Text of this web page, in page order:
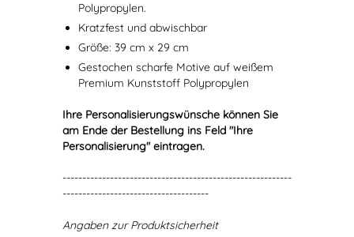
Polypropylen.
Kratzfest und abwischbar
Größe: 39 cm x 29 cm
Gestochen scharfe Motive auf weißem
Premium Kunststoff Polypropylen
Ihre Personalisierungswünsche können Sie
am Ende der Bestellung ins Feld "Ihre
Personalisierung" eintragen.
----------------------------------------------------------
-------------------------------------
Angaben zur Produktsicherheit